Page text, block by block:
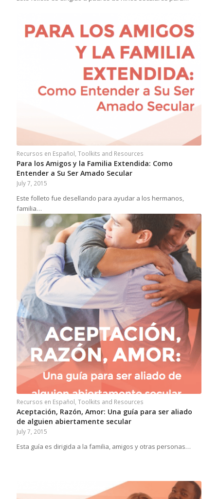
Recursos en Español Toolkits and Resources
Para los Amigos y la Familia Extendida: Como
Entender a Su Ser Amado Secular
July 7, 2015
Este folleto fue desellando para ayudar a los hermanos,
familia…
Recursos en Español, Toolkits and Resources
Aceptación, Razón, Amor: Una guía para ser aliado
de alguien abiertamente secular
July 7, 2015
Esta guía es dirigida a la familia, amigos y otras personas…